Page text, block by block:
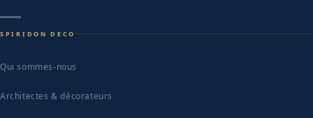
SPIRIDON DECO
Qui sommes-nous
Architectes & décorateurs